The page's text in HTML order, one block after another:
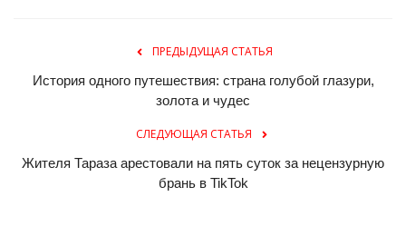
ПРЕДЫДУЩАЯ СТАТЬЯ
История одного путешествия: страна голубой глазури,
золота и чудес
СЛЕДУЮЩАЯ СТАТЬЯ
Жителя Тараза арестовали на пять суток за нецензурную
брань в TikTok